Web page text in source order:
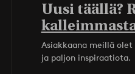
Uusi täällä?
Asiakkaana meillä
ja paljon inspiraatiota.